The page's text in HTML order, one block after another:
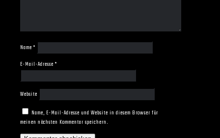
Name*
E-Mail-Adresse*
Website
Name, E-Mail-Adresse und Website in diesem Browser für
meinen nächsten Kommentar speichern.